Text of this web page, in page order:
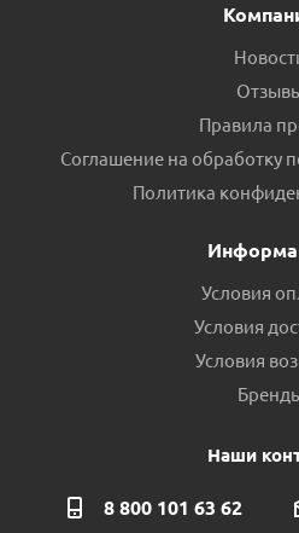
Правила
Соглашение на обработку
Политика
Условия
Условия
Условия
Наши
8 800 101 63 62